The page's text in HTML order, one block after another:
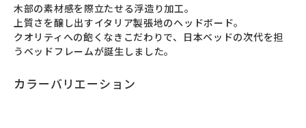
⽊部の素材感を際⽴たせる浮造り加⼯。
上質さを醸し出すイタリア製張地のヘッドボード。
クオリティへの飽くなきこだわりで、日本ベッドの次代を担
うベッドフレームが誕⽣しました。
カラーバリエーション